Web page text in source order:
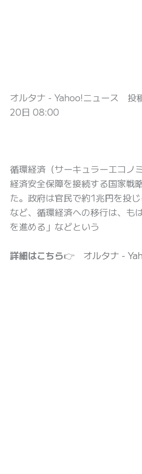
オルタナ - Yahoo!ニュース 投
20日 08:00
循環経済（サーキュラーエコノ
経済安全保障を接続する国家戦
た。政府は官民で約1兆円を投
など、循環経済への移行は、も
を進める」などという
詳細はこちら👉 オルタナ -